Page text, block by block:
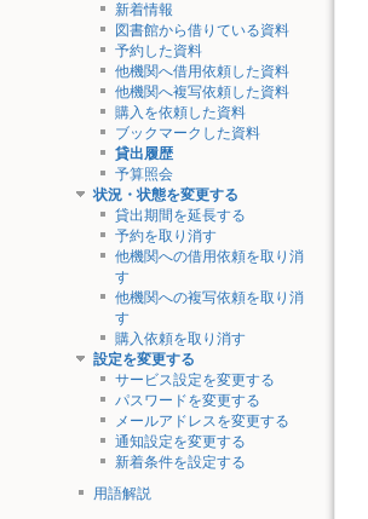
新着情報
図書館から借りている資料
予約した資料
他機関へ借用依頼した資料
他機関へ複写依頼した資料
購入を依頼した資料
ブックマークした資料
貸出履歴
予算照会
状況・状態を変更する
貸出期間を延長する
予約を取り消す
他機関への借用依頼を取り消
す
他機関への複写依頼を取り消
す
購入依頼を取り消す
設定を変更する
サービス設定を変更する
パスワードを変更する
メールアドレスを変更する
通知設定を変更する
新着条件を設定する
用語解説